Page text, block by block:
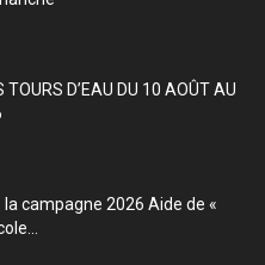
TOURS D’EAU DU 10 AOÛT AU
campagne 2026 Aide de «